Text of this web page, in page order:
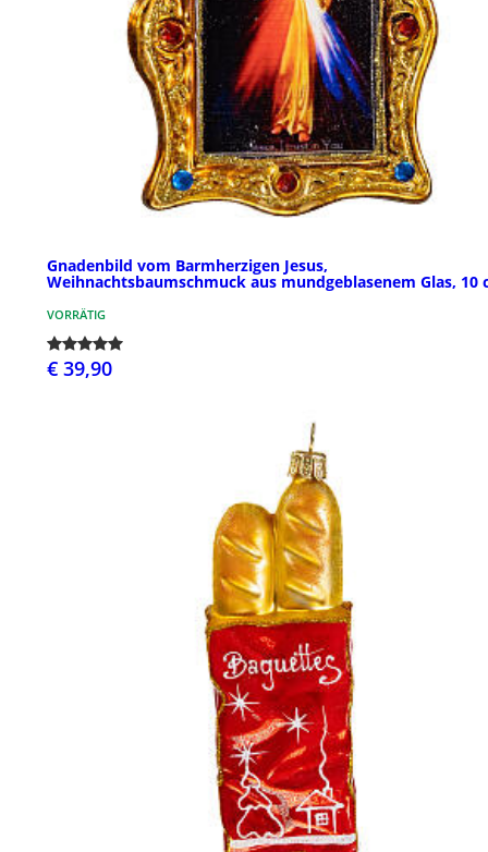
Gnadenbild vom Barmherzigen Jesus,
Weihnachtsbaumschmuck aus mundgeblasenem Glas, 10
VORRÄTIG
€ 39,90